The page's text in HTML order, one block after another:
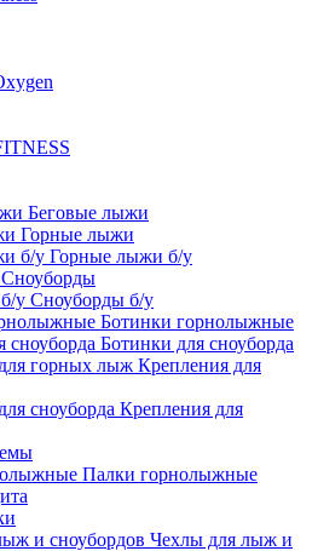
Беговые лыжи
Горные лыжи
Горные лыжи б/у
Сноуборды
Сноуборды б/у
Ботинки горнолыжные
Ботинки для сноуборда
Крепления для
Крепления для
Палки горнолыжные
Чехлы для лыж и